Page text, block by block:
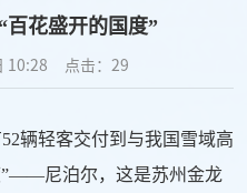
百花盛开的国度”
10:28 点击： 29
辆轻客交付到与我国雪域高
”——尼泊尔，这是苏州金龙